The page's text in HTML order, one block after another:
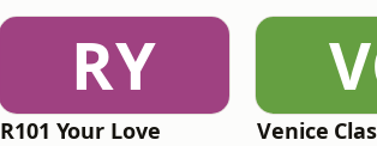
RY
R101 Your Love Venice